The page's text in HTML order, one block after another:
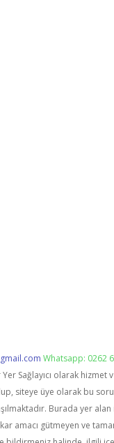
Whatsapp: 0262
Sağlayıcı olarak
siteye üye olarak bu
Burada yer
amacı gütmeyen ve